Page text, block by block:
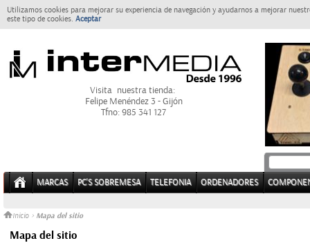
Utilizamos cookies para mejorar su experiencia de navegación y ayudarnos a mejorar
este tipo de cookies. Aceptar
Visita nuestra tienda:
Felipe Menéndez 3 - Gijón
Tfno: 985 341 127
MARCAS PC'S SOBREMESA TELEFONIA ORDENADORES
Inicio > Mapa del sitio
Mapa del sitio